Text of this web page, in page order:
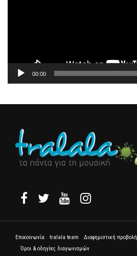
00:00
Επικοινωνία tralala team Διαφημιστική προβολή
Όροι & οδηγίες διαγωνισμών